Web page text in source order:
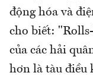
động hóa và
cho biết:
của các hải
hơn là tàu điều